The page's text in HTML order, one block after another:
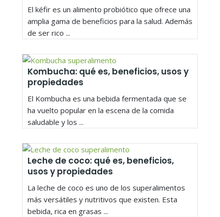
El kéfir es un alimento probiótico que ofrece una
amplia gama de beneficios para la salud. Además
de ser rico ...
Kombucha: qué es, beneficios, usos y
propiedades
El Kombucha es una bebida fermentada que se
ha vuelto popular en la escena de la comida
saludable y los ...
Leche de coco: qué es, beneficios,
usos y propiedades
La leche de coco es uno de los superalimentos
más versátiles y nutritivos que existen. Esta
bebida, rica en grasas ...